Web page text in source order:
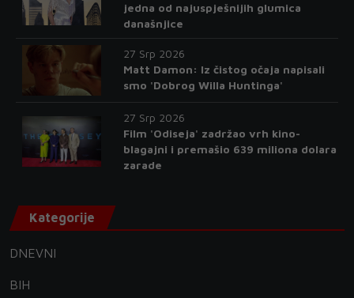
jedna od najuspješnijih glumica
današnjice
27 Srp 2026
Matt Damon: Iz čistog očaja napisali
smo 'Dobrog Willa Huntinga'
27 Srp 2026
Film 'Odiseja' zadržao vrh kino-
blagajni i premašio 639 miliona dolara
zarade
Kategorije
DNEVNI
BIH